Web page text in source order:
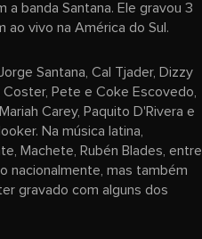
banda Santana. Ele gravou 3
ao vivo na América do Sul.
Santana, Cal Tjader, Dizzy
Pete e Coke Escovedo,
Carey, Paquito D'Rivera e
Na música latina,
Machete, Rubén Blades, entre
nacionalmente, mas também
gravado com alguns dos